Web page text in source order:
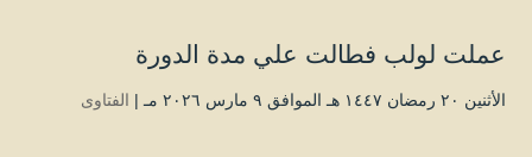
عملت لولب فطالت علي مدة الدورة
الأثنين ۲۰ رمضان ۱٤٤۷ هـ الموافق ۹ مارس ۲۰۲٦ مـ | الفتاوى